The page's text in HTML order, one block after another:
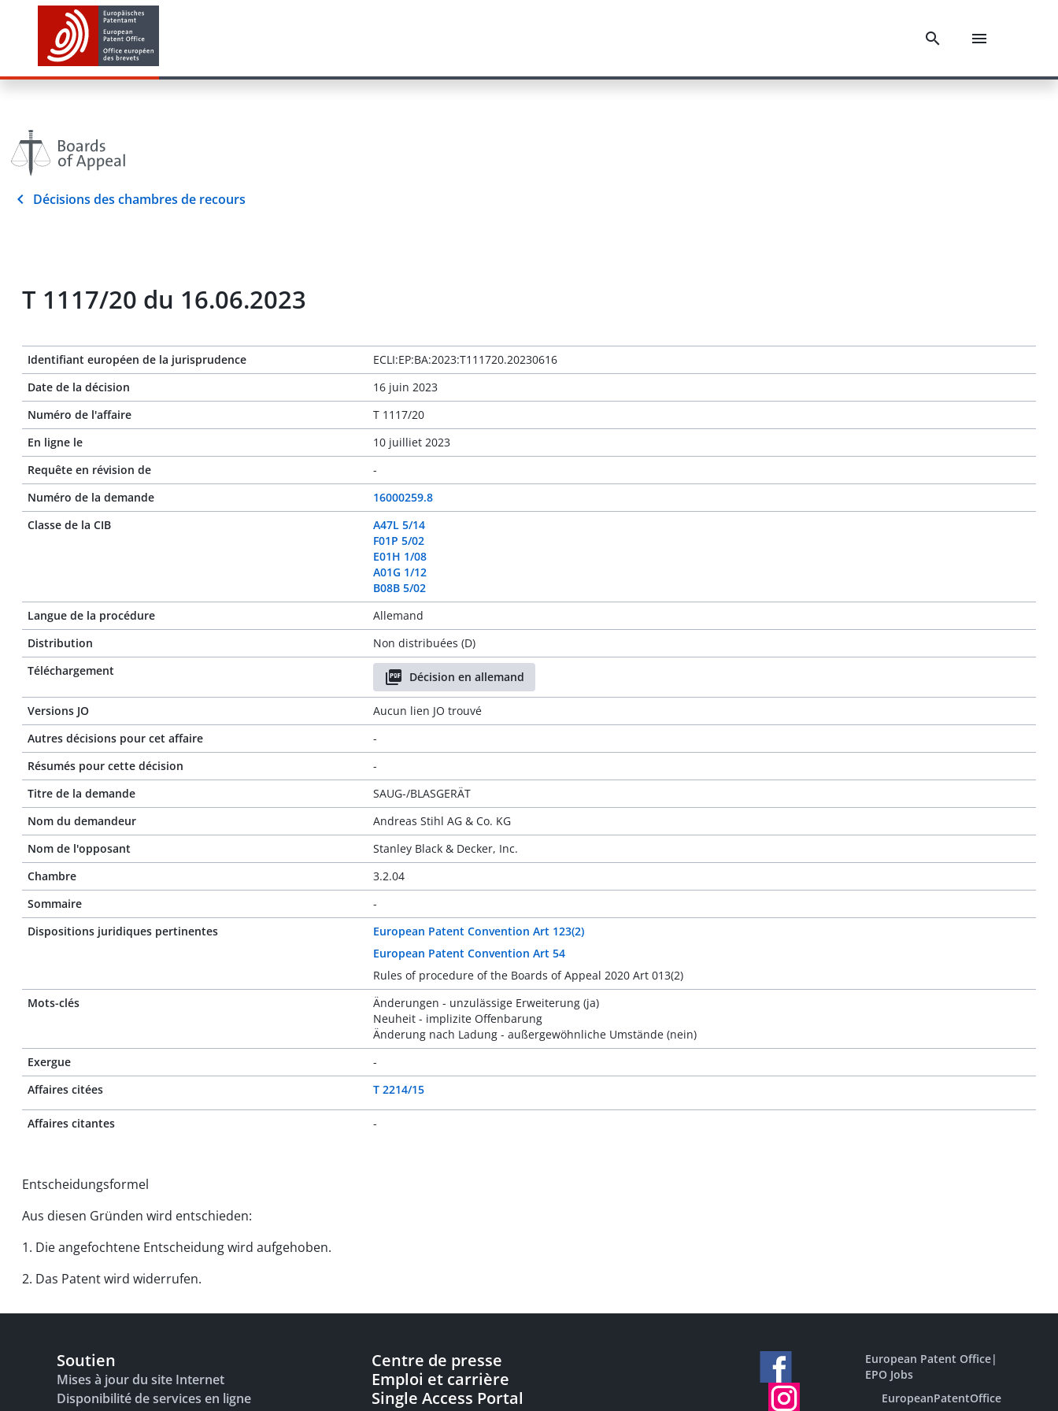
Décisions des chambres de recours
T 1117/20 du 16.06.2023
Identifiant européen de la jurisprudence
ECLI:EP:BA:2023:T111720.20230616
Date de la décision
16 juin 2023
Numéro de l'affaire
T 1117/20
En ligne le
10 juilliet 2023
Requête en révision de
-
Numéro de la demande
16000259.8
Classe de la CIB
A47L 5/14
F01P 5/02
E01H 1/08
A01G 1/12
B08B 5/02
Langue de la procédure
Allemand
Distribution
Non distribuées (D)
Téléchargement
Décision en allemand
Versions JO
Aucun lien JO trouvé
Autres décisions pour cet affaire
-
Résumés pour cette décision
-
Titre de la demande
SAUG-/BLASGERÄT
Nom du demandeur
Andreas Stihl AG & Co. KG
Nom de l'opposant
Stanley Black & Decker, Inc.
Chambre
3.2.04
Sommaire
-
Dispositions juridiques pertinentes
European Patent Convention Art 123(2)
European Patent Convention Art 54
Rules of procedure of the Boards of Appeal 2020 Art 013(2)
Mots-clés
Änderungen - unzulässige Erweiterung (ja)
Neuheit - implizite Offenbarung
Änderung nach Ladung - außergewöhnliche Umstände (nein)
Exergue
-
Affaires citées
T 2214/15
Affaires citantes -
Entscheidungsformel
Aus diesen Gründen wird entschieden:
1. Die angefochtene Entscheidung wird aufgehoben.
2. Das Patent wird widerrufen.
Soutien
Mises à jour du site Internet
Disponibilité de services en ligne
Centre de presse
Emploi et carrière
Single Access Portal
European Patent Office|
EPO Jobs
EuropeanPatentOffice